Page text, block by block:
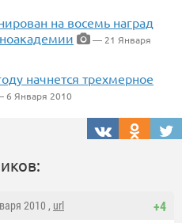
на восемь наград
— 21 Января
начнется трехмерное
6 Января 2010
+4
2010 , url